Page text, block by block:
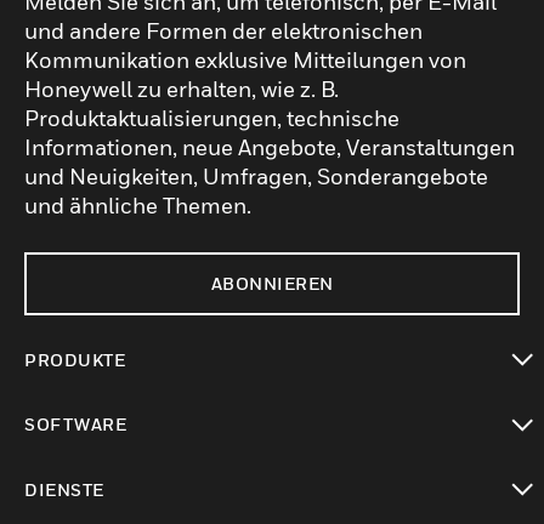
und andere Formen der elektronischen
Kommunikation exklusive Mitteilungen von
Honeywell zu erhalten, wie z. B.
Produktaktualisierungen, technische
Informationen, neue Angebote, Veranstaltungen
und Neuigkeiten, Umfragen, Sonderangebote
und ähnliche Themen.
ABONNIEREN
PRODUKTE
SOFTWARE
DIENSTE